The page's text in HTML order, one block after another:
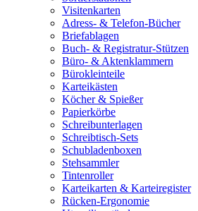
Visitenkarten
Adress- & Telefon-Bücher
Briefablagen
Buch- & Registratur-Stützen
Büro- & Aktenklammern
Bürokleinteile
Karteikästen
Köcher & Spießer
Papierkörbe
Schreibunterlagen
Schreibtisch-Sets
Schubladenboxen
Stehsammler
Tintenroller
Karteikarten & Karteiregister
Rücken-Ergonomie